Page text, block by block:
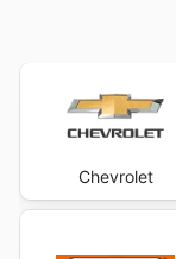
Chevrolet